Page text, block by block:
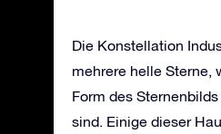
Die Konstellation
mehrere helle Sterne,
Form des
sind. Einige dieser